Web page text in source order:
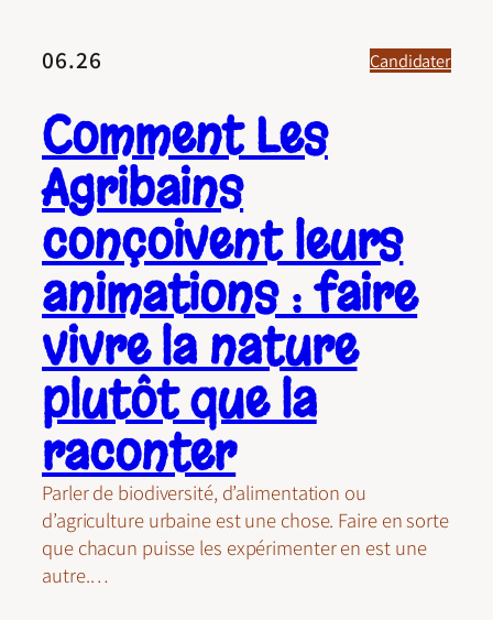
06.26 Candidater
Comment Les
Agribains
conçoivent leurs
animations : faire
vivre la nature
plutôt que la
raconter
Parler de biodiversité, d’alimentation ou
d’agriculture urbaine est une chose. Faire en sorte
que chacun puisse les expérimenter en est une
autre.…